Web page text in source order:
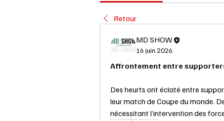
Retour
MD SHOW
16 juin 2026
Affrontement entre
Des heurts ont éclaté entre
leur match de Coupe du monde.
nécessitant l’intervention des